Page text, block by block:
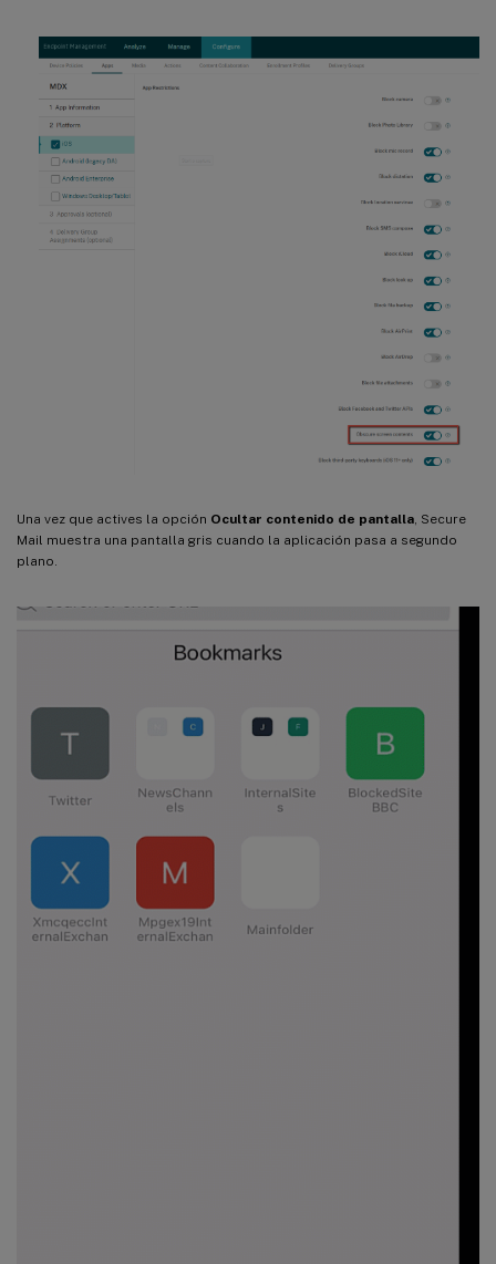
Una vez que actives la opción Ocultar contenido de pantalla, Secure
Mail muestra una pantalla gris cuando la aplicación pasa a segundo
plano.